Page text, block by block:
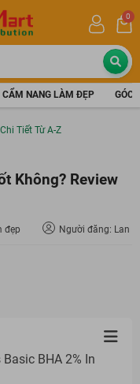
0
CẨM NANG LÀM ĐẸP GÓC
Tiết Từ A-Z
Không? Review
đẹp Người đăng: Lan
BHA 2% In